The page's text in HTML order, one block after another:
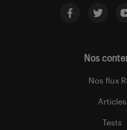
Nos
Nos flux
Articles
Tests